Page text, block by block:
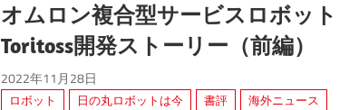
オムロン複合型サービスロボット
Toritoss開発ストーリー（前編）
2022年11月28日
ロボット 日の丸ロボットは今 書評 海外ニュース